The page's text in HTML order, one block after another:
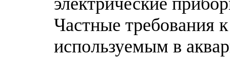
Частные требования
используемым в